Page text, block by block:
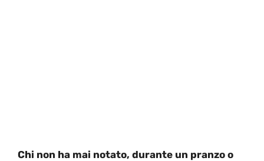
Chi non ha mai notato, durante un pranzo o